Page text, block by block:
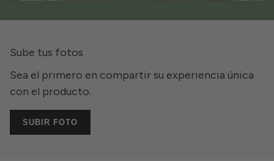
Sube tus fotos
Sea el primero en compartir su experiencia única
con el producto.
SUBIR FOTO